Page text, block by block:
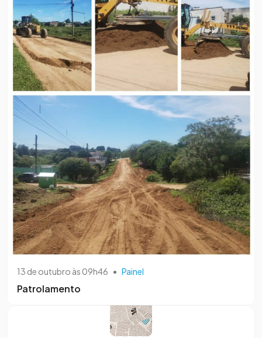
13 de outubro às 09h46 • Painel
Patrolamento